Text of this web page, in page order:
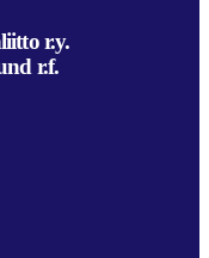
r.y.
r.f.